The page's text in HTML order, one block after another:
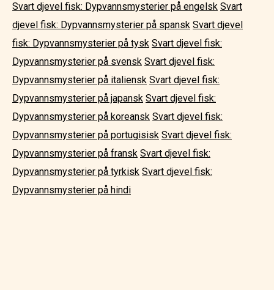
Svart djevel fisk: Dypvannsmysterier på engelsk Svart
djevel fisk: Dypvannsmysterier på spansk Svart djevel
fisk: Dypvannsmysterier på tysk Svart djevel fisk:
Dypvannsmysterier på svensk Svart djevel fisk:
Dypvannsmysterier på italiensk Svart djevel fisk:
Dypvannsmysterier på japansk Svart djevel fisk:
Dypvannsmysterier på koreansk Svart djevel fisk:
Dypvannsmysterier på portugisisk Svart djevel fisk:
Dypvannsmysterier på fransk Svart djevel fisk:
Dypvannsmysterier på tyrkisk Svart djevel fisk:
Dypvannsmysterier på hindi